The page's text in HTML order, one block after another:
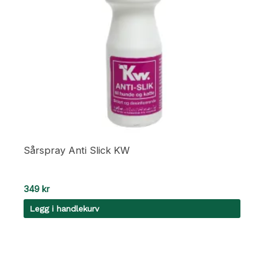
Sårspray Anti Slick KW
349 kr
Legg i handlekurv